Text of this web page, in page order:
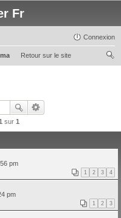
Fr
Connexion
Retour sur le site
sur 1
pm
1 2 3 4
pm
1 2 3